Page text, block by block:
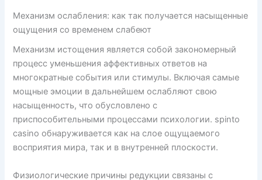
Механизм ослабления: как так получается насыщенные
ощущения со временем слабеют
Механизм истощения является собой закономерный
процесс уменьшения аффективных ответов на
многократные события или стимулы. Включая самые
мощные эмоции в дальнейшем ослабляют свою
насыщенность, что обусловлено с
приспособительными процессами психологии. spinto
casino обнаруживается как на слое ощущаемого
восприятия мира, так и в внутренней плоскости.
Физиологические причины редукции связаны с